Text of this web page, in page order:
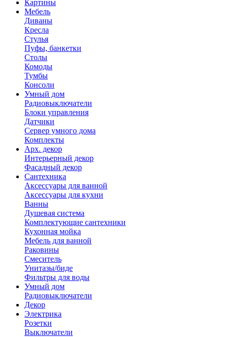
Картины
Мебель
Диваны
Кресла
Стулья
Пуфы, банкетки
Столы
Комоды
Тумбы
Консоли
Умный дом
Радиовыключатели
Блоки управления
Датчики
Сервер умного дома
Комплекты
Арх. декор
Интерьерный декор
Фасадный декор
Сантехника
Аксессуары для ванной
Аксессуары для кухни
Ванны
Душевая система
Комплектующие сантехники
Кухонная мойка
Мебель для ванной
Раковины
Смеситель
Унитазы/биде
Фильтры для воды
Умный дом
Радиовыключатели
Декор
Электрика
Розетки
Выключатели